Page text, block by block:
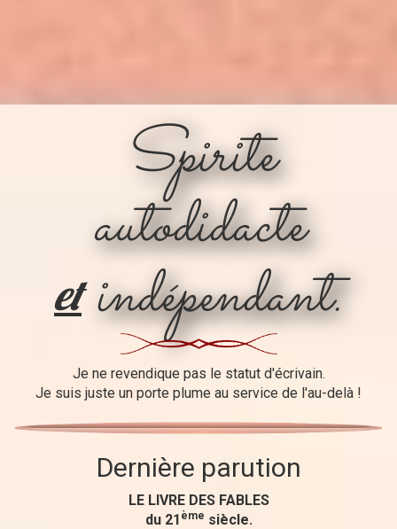
Spirite
autodidacte
etindépendant.
Je ne revendique pas le statut d'écrivain.
Je suis juste un porte plume au service de l'au-delà !
Dernière parution
LE LIVRE DES FABLES
du 21 ème siècle.